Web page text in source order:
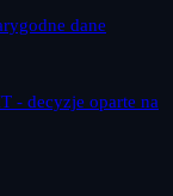
dane
- decyzje oparte na